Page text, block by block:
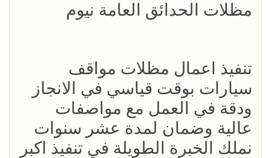
مظلات الحدائق العامة نيوم
‏تنفيذ اعمال مظلات مواقف
سيارات بوقت قياسي في الانجاز
ودقة في العمل مع مواصفات
عالية وضمان لمدة عشر سنوات
نملك الخبرة الطويلة في تنفيذ اكبر